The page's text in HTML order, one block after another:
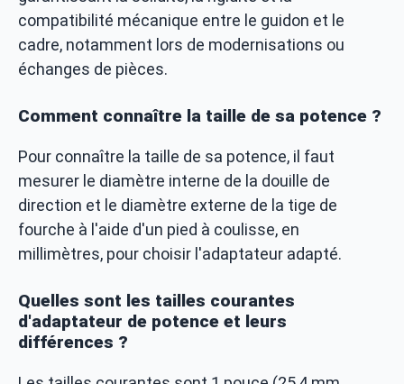
compatibilité mécanique entre le guidon et le
cadre, notamment lors de modernisations ou
échanges de pièces.
Comment connaître la taille de sa potence ?
Pour connaître la taille de sa potence, il faut
mesurer le diamètre interne de la douille de
direction et le diamètre externe de la tige de
fourche à l'aide d'un pied à coulisse, en
millimètres, pour choisir l'adaptateur adapté.
Quelles sont les tailles courantes
d'adaptateur de potence et leurs
différences ?